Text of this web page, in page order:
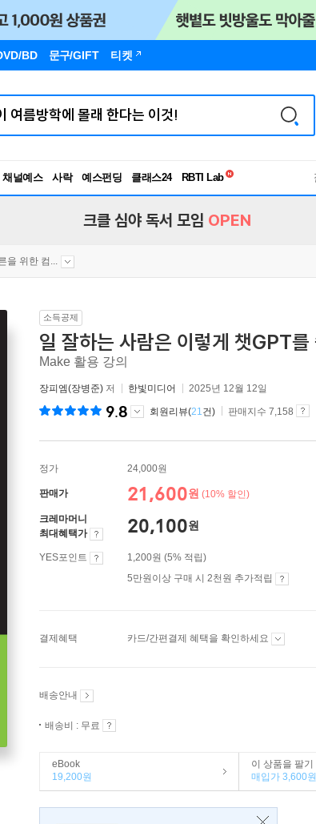
BD 문구/GIFT 티켓
채널예스 사락 예스펀딩 클래스24
RBTI Lab
독서유형검사
크클 심야 독서 모임 OPEN
을 위한 컴...
소득공제
일 잘하는 사람은 이렇게 챗GPT를
Make 활용 강의
장피엠(장병준) 저 한빛미디어 2025년 12월 12일
9.8 회원리뷰(21건) 판매지수 7,158
정가 24,000원
판매가 21,600원 (10% 할인)
크레마머니
최대혜택가
20,100원
YES포인트
1,200원 (5% 적립)
5만원이상 구매 시 2천원 추가적립
결제혜택 카드/간편결제 혜택을 확인하세요
배송안내
배송비 : 무료
eBook
19,200원
이 상품을 팔기
매입가 3,600원